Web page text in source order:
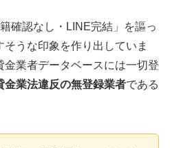
確認なし・LINE完結」を謳っ
うな印象を作り出していま
業者データベースには一切登
金業法違反の無登録業者である